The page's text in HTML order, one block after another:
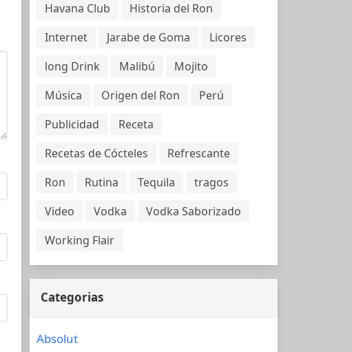
Havana Club
Historia del Ron
Internet
Jarabe de Goma
Licores
long Drink
Malibú
Mojito
Música
Origen del Ron
Perú
Publicidad
Receta
Recetas de Cócteles
Refrescante
Ron
Rutina Tequila
tragos
Video
Vodka
Vodka Saborizado
Working Flair
Categorias
Absolut